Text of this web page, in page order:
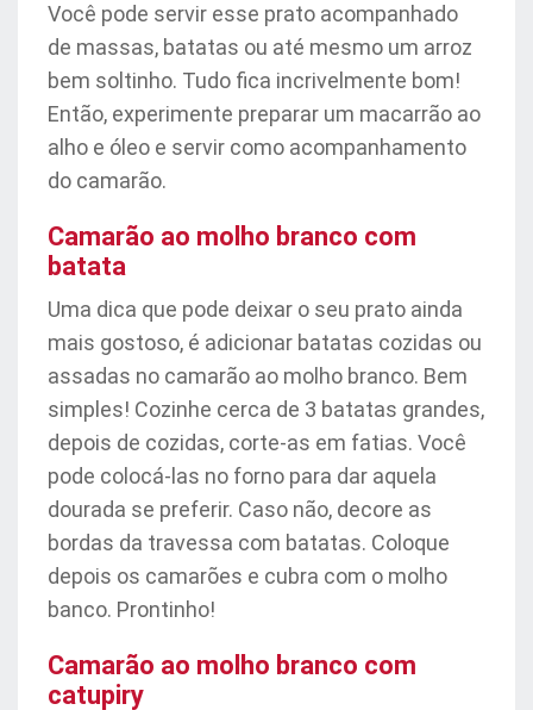
Você pode servir esse prato acompanhado
de massas, batatas ou até mesmo um arroz
bem soltinho. Tudo fica incrivelmente bom!
Então, experimente preparar um macarrão ao
alho e óleo e servir como acompanhamento
do camarão.
Camarão ao molho branco com
batata
Uma dica que pode deixar o seu prato ainda
mais gostoso, é adicionar batatas cozidas ou
assadas no camarão ao molho branco. Bem
simples! Cozinhe cerca de 3 batatas grandes,
depois de cozidas, corte-as em fatias. Você
pode colocá-las no forno para dar aquela
dourada se preferir. Caso não, decore as
bordas da travessa com batatas. Coloque
depois os camarões e cubra com o molho
banco. Prontinho!
Camarão ao molho branco com
catupiry